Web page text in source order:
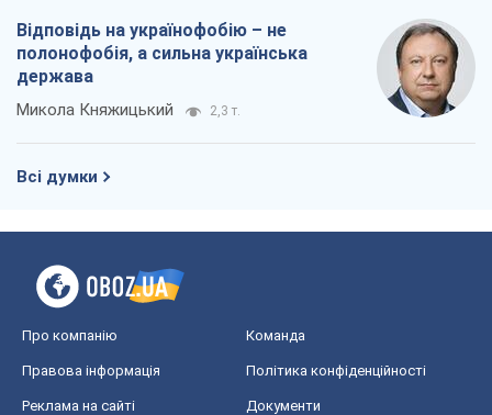
Відповідь на українофобію – не
полонофобія, а сильна українська
держава
Микола Княжицький 2,3 т.
Всі думки
Про компанію Команда
Правова інформація Політика конфіденційності
Реклама на сайті Документи